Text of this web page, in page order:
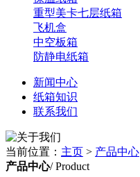
重型美卡七层纸箱
飞机盒
中空板箱
防静电纸箱
新闻中心
纸箱知识
联系我们
当前位置： 主页 > 产品中心
产品中心/ Product